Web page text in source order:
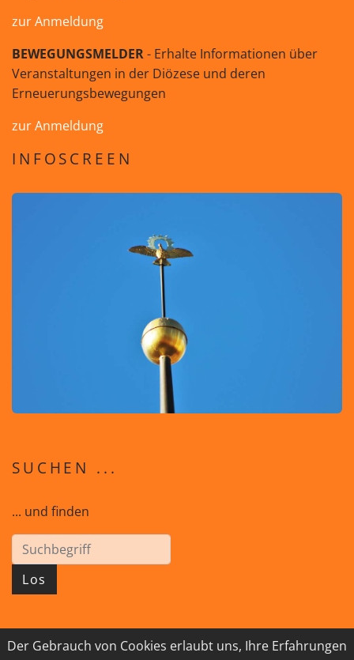
Der Gebrauch von Cookies erlaubt uns, Ihre Erfahrungen
zur Anmeldung
BEWEGUNGSMELDER- Erhalte Informationen über
Veranstaltungen in der Diözese und deren
Erneuerungsbewegungen
zur Anmeldung
INFOSCREEN
SUCHEN ...
... und finden
Los